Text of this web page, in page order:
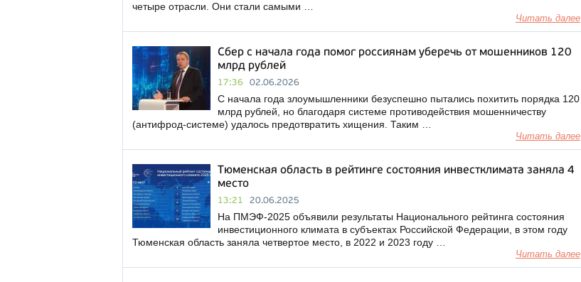
четыре отрасли. Они стали самыми …
Читать далее
Сбер с начала года помог россиянам уберечь от мошенников 120
млрд рублей
17:36 02.06.2026
С начала года злоумышленники безуспешно пытались похитить порядка 120
млрд рублей, но благодаря системе противодействия мошенничеству
(антифрод-системе) удалось предотвратить хищения. Таким …
Читать далее
Тюменская область в рейтинге состояния инвестклимата заняла 4
место
13:21 20.06.2025
На ПМЭФ-2025 объявили результаты Национального рейтинга состояния
инвестиционного климата в субъектах Российской Федерации, в этом году
Тюменская область заняла четвертое место, в 2022 и 2023 году …
Читать далее